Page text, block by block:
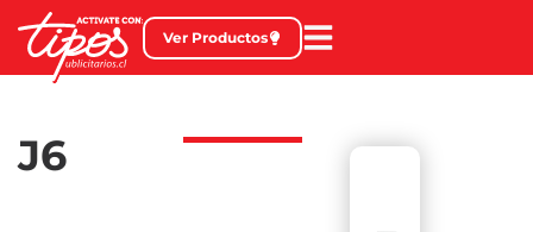
Ver Productos
J6